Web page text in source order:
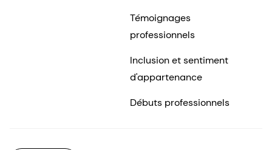
Témoignages
professionnels
Inclusion et sentiment
d'appartenance
Débuts professionnels